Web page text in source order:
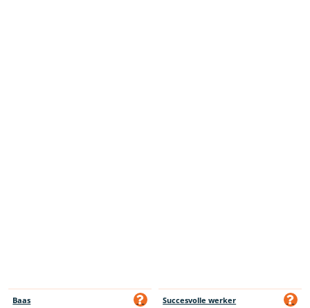
Baas Succesvolle werker